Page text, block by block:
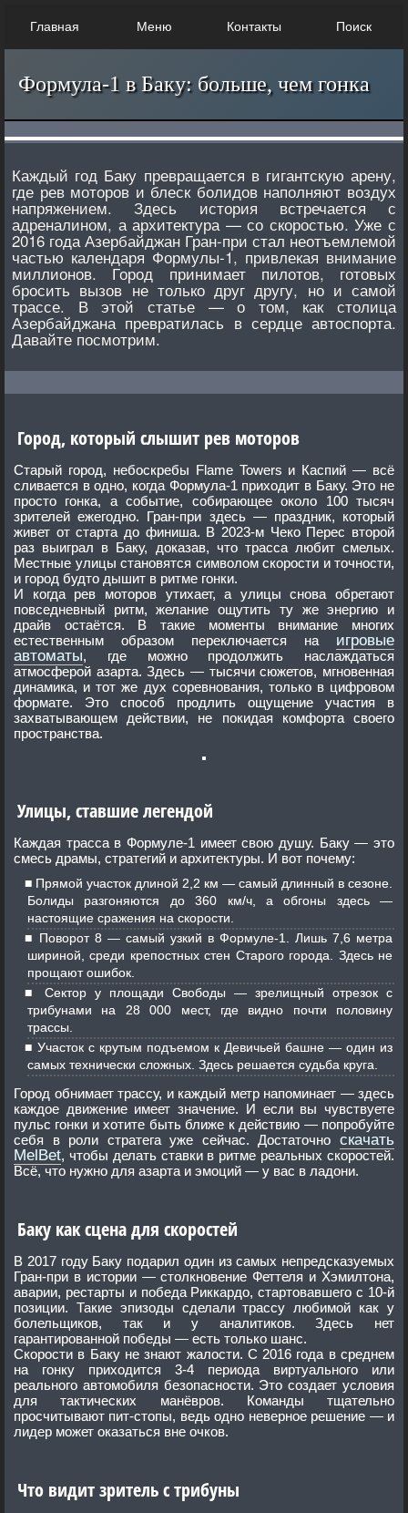
Главная Меню Контакты Поиск
Формула-1 в Баку: больше, чем гонка
Каждый год Баку превращается в гигантскую арену,
где рев моторов и блеск болидов наполняют воздух
напряжением. Здесь история встречается с
адреналином, а архитектура — со скоростью. Уже с
2016 года Азербайджан Гран-при стал неотъемлемой
частью календаря Формулы-1, привлекая внимание
миллионов. Город принимает пилотов, готовых
бросить вызов не только друг другу, но и самой
трассе. В этой статье — о том, как столица
Азербайджана превратилась в сердце автоспорта.
Давайте посмотрим.
Город, который слышит рев моторов
Старый город, небоскребы Flame Towers и Каспий — всё
сливается в одно, когда Формула-1 приходит в Баку. Это не
просто гонка, а событие, собирающее около 100 тысяч
зрителей ежегодно. Гран-при здесь — праздник, который
живет от старта до финиша. В 2023-м Чеко Перес второй
раз выиграл в Баку, доказав, что трасса любит смелых.
Местные улицы становятся символом скорости и точности,
и город будто дышит в ритме гонки.
И когда рев моторов утихает, а улицы снова обретают
повседневный ритм, желание ощутить ту же энергию и
драйв остаётся. В такие моменты внимание многих
естественным образом переключается на игровые
автоматы, где можно продолжить наслаждаться
атмосферой азарта. Здесь — тысячи сюжетов, мгновенная
динамика, и тот же дух соревнования, только в цифровом
формате. Это способ продлить ощущение участия в
захватывающем действии, не покидая комфорта своего
пространства.
Улицы, ставшие легендой
Каждая трасса в Формуле-1 имеет свою душу. Баку — это
смесь драмы, стратегий и архитектуры. И вот почему:
Прямой участок длиной 2,2 км — самый длинный в сезоне.
Болиды разгоняются до 360 км/ч, а обгоны здесь —
настоящие сражения на скорости.
Поворот 8 — самый узкий в Формуле-1. Лишь 7,6 метра
шириной, среди крепостных стен Старого города. Здесь не
прощают ошибок.
Сектор у площади Свободы — зрелищный отрезок с
трибунами на 28 000 мест, где видно почти половину
трассы.
Участок с крутым подъемом к Девичьей башне — один из
самых технически сложных. Здесь решается судьба круга.
Город обнимает трассу, и каждый метр напоминает — здесь
каждое движение имеет значение. И если вы чувствуете
пульс гонки и хотите быть ближе к действию — попробуйте
себя в роли стратега уже сейчас. Достаточно скачать
MelBet, чтобы делать ставки в ритме реальных скоростей.
Всё, что нужно для азарта и эмоций — у вас в ладони.
Баку как сцена для скоростей
В 2017 году Баку подарил один из самых непредсказуемых
Гран-при в истории — столкновение Феттеля и Хэмилтона,
аварии, рестарты и победа Риккардо, стартовавшего с 10-й
позиции. Такие эпизоды сделали трассу любимой как у
болельщиков, так и у аналитиков. Здесь нет
гарантированной победы — есть только шанс.
Скорости в Баку не знают жалости. С 2016 года в среднем
на гонку приходится 3-4 периода виртуального или
реального автомобиля безопасности. Это создает условия
для тактических манёвров. Команды тщательно
просчитывают пит-стопы, ведь одно неверное решение — и
лидер может оказаться вне очков.
Что видит зритель с трибуны